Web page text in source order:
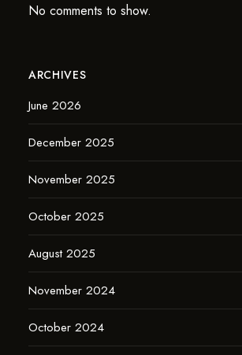
No comments to show.
ARCHIVES
June 2026
December 2025
November 2025
October 2025
August 2025
November 2024
October 2024